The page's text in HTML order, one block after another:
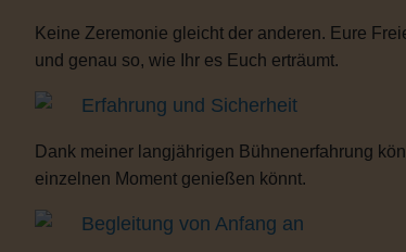
Keine Zeremonie gleicht der anderen. Eure
und genau so, wie Ihr es Euch erträumt.
Erfahrung und Sicherheit
Dank meiner langjährigen Bühnenerfahrung
einzelnen Moment genießen könnt.
Begleitung von Anfang an